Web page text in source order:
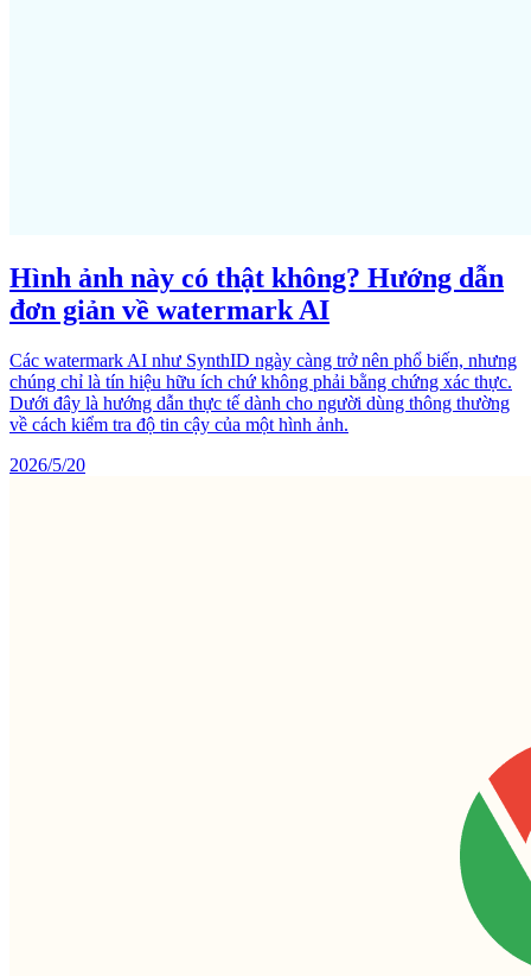
Hình ảnh này có thật không? Hướng dẫn
đơn giản về watermark AI
Các watermark AI như SynthID ngày càng trở nên phổ biến, nhưng
chúng chỉ là tín hiệu hữu ích chứ không phải bằng chứng xác thực.
Dưới đây là hướng dẫn thực tế dành cho người dùng thông thường
về cách kiểm tra độ tin cậy của một hình ảnh.
2026/5/20